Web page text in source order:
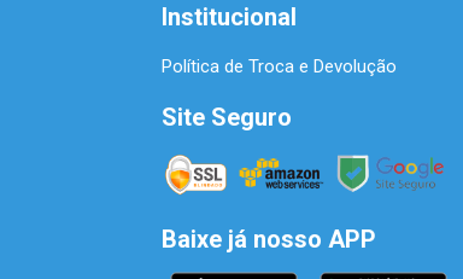
Institucional
Política de Troca e Devolução
Site Seguro
Baixe já nosso APP